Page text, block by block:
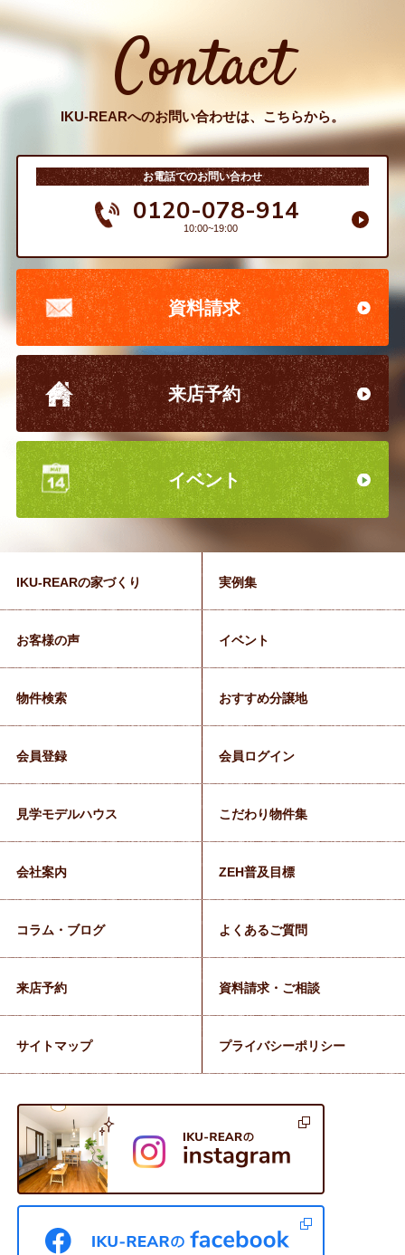
Contact
IKU-REARへのお問い合わせは、こちらから。
お電話でのお問い合わせ
0120-078-914
10:00~19:00
資料請求
来店予約
イベント
IKU-REARの家づくり 実例集
お客様の声 イベント
物件検索 おすすめ分譲地
会員登録 会員ログイン
見学モデルハウス こだわり物件集
会社案内 ZEH普及目標
コラム・ブログ よくあるご質問
来店予約 資料請求・ご相談
サイトマップ プライバシーポリシー